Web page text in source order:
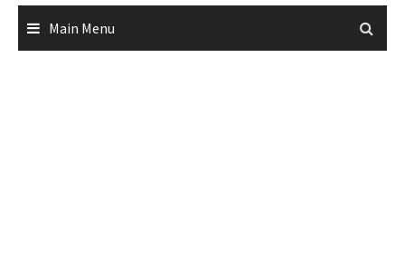
Main Menu